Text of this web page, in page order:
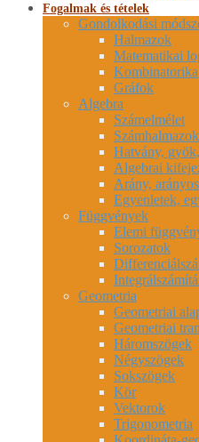
Fogalmak és tételek
Gondolkodási
Halmazok
Matematikai
Kombinatorika
Gráfok
Algebra
Számelmélet
Számhalmazok
Hatvány,
Algebrai
Arány,
Egyenletek,
Függvények
Elemi
Sorozatok
Geometria
Geometriai
Geometriai
Háromszögek
Négyszögek
Sokszögek
Kör
Vektorok
Trigonometria